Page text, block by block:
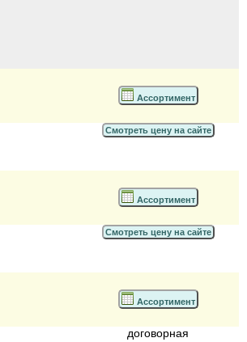
Ассортимент
Смотреть цену на сайте
Ассортимент
Смотреть цену на сайте
Ассортимент
договорная